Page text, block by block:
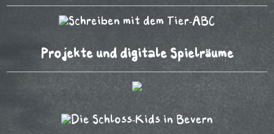
Projekte und digitale Spielräume